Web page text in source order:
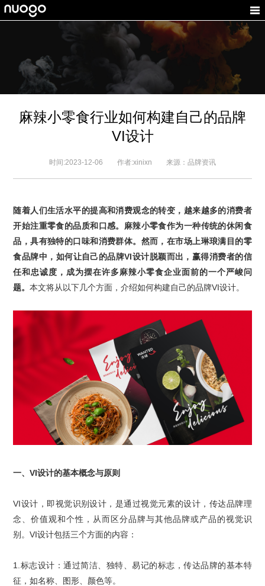
麻辣小零食行业如何构建自己的品牌
VI设计
时间:2023-12-06 作者:xinixn 来源：品牌资讯
随着人们生活水平的提高和消费观念的转变，越来越多的消费者
开始注重零食的品质和口感。 麻辣小零食作为一种传统的休闲食
品，具有独特的口味和消费群体。然而，在市场上琳琅满目的零
食品牌中，如何让自己的品牌VI设计脱颖而出，赢得消费者的信
任和忠诚度，成为摆在许多麻辣小零食企业面前的一个严峻问
题。本文将从以下几个方面，介绍如何构建自己的品牌VI设计。
一、VI设计的基本概念与原则
VI设计 ，即视觉识别设计 ，是通过视觉元素的设计，传达品牌理
念、价值观和个性，从而区分品牌与其他品牌或产品的视觉识
别。VI设计包括三个方面的内容：
1. 标志设计 ：通过简洁、独特、易记的标志，传达品牌的基本特
征，如名称、图形、颜色等。